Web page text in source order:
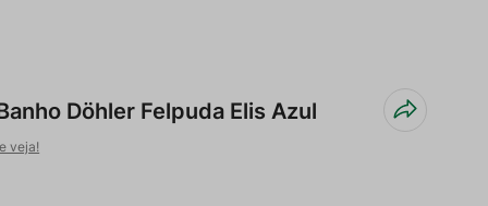
Döhler Felpuda Elis Azul
veja!